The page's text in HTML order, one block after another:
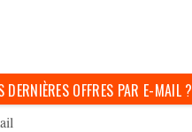
DERNIÈRES OFFRES PAR E-MAIL ?